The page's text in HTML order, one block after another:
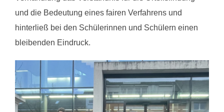
und die Bedeutung eines fairen Verfahrens und
hinterließ bei den Schülerinnen und Schülern einen
bleibenden Eindruck.